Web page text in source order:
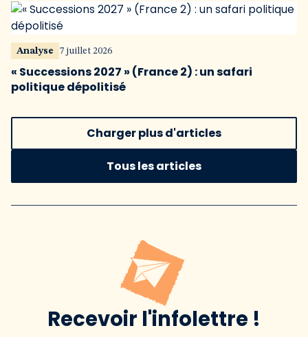
Analyse 7 juillet 2026
« Successions 2027 » (France 2) : un safari
politique dépolitisé
Charger plus d'articles
Tous les articles
Recevoir l'infolettre !